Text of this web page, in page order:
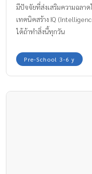
มีปัจจัยที่ส่งเสริมความฉลา
เทคนิคสร้าง IQ
ได้ถ้าทำสิ่งนี้ทุกวัน
Pre-School 3-6 y